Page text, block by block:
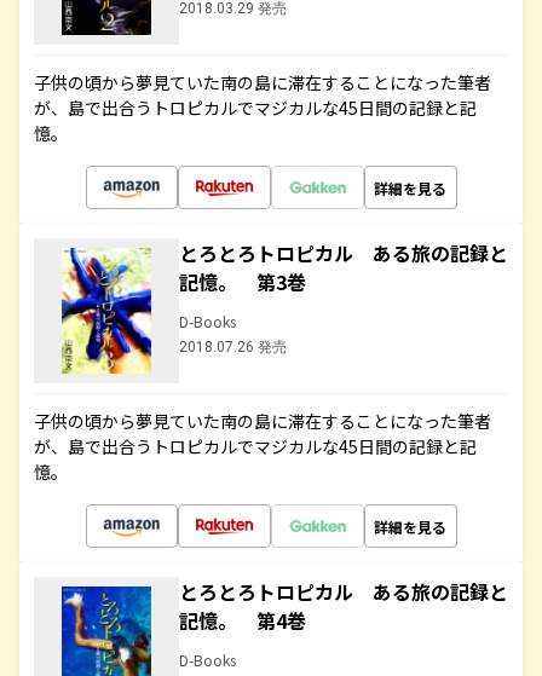
2018.03.29 発売
子供の頃から夢見ていた南の島に滞在することになった筆者
が、島で出合うトロピカルでマジカルな45日間の記録と記
憶。
詳細を見る
とろとろトロピカル ある旅の記録と
記憶。 第3巻
D-Books
2018.07.26 発売
子供の頃から夢見ていた南の島に滞在することになった筆者
が、島で出合うトロピカルでマジカルな45日間の記録と記
憶。
詳細を見る
とろとろトロピカル ある旅の記録と
記憶。 第4巻
D-Books